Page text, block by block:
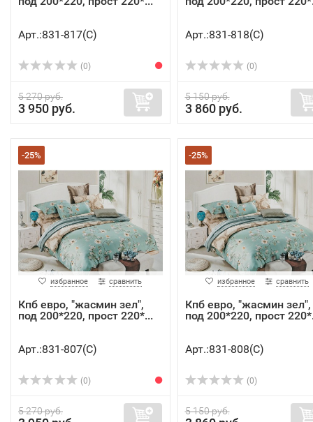
Арт.:831-817(C)
(0)
5 270 руб.
3 950 руб.
Арт.:831-818(C)
(0)
5 150 руб.
3 860 руб.
-25%
избранное сравнить
Кпб евро, "жасмин зел",
под 200*220, прост 220*...
Арт.:831-807(C)
(0)
5 270 руб.
-25%
избранное сравнить
Кпб евро, "жасмин зел",
под 200*220, прост
Арт.:831-808(C)
(0)
5 150 руб.